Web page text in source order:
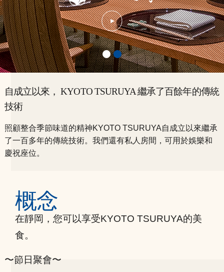
自成立以來， KYOTO TSURUYA 繼承了百餘年的傳統
技術
照顧整合季節味道的精神KYOTO TSURUYA自成立以來繼承
了一百多年的傳統技術。 我們還有私人房間，可用於娛樂和
慶祝座位。
概念
在靜岡，您可以享受KYOTO TSURUYA的美
食。
〜節日聚會〜